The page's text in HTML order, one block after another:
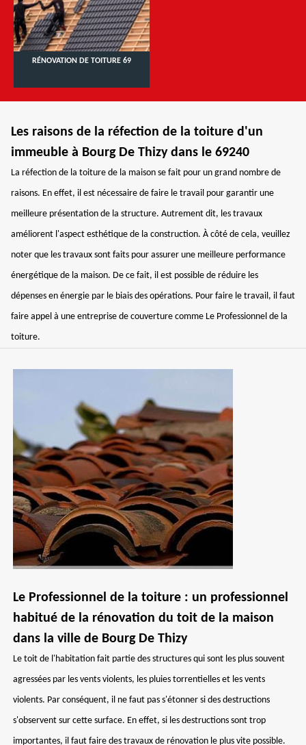
RÉNOVATION DE TOITURE 69
Les raisons de la réfection de la toiture d'un
immeuble à Bourg De Thizy dans le 69240
La réfection de la toiture de la maison se fait pour un grand nombre de
raisons. En effet, il est nécessaire de faire le travail pour garantir une
meilleure présentation de la structure. Autrement dit, les travaux
améliorent l'aspect esthétique de la construction. À côté de cela, veuillez
noter que les travaux sont faits pour assurer une meilleure performance
énergétique de la maison. De ce fait, il est possible de réduire les
dépenses en énergie par le biais des opérations. Pour faire le travail, il faut
faire appel à une entreprise de couverture comme Le Professionnel de la
toiture.
Le Professionnel de la toiture : un professionnel
habitué de la rénovation du toit de la maison
dans la ville de Bourg De Thizy
Le toit de l'habitation fait partie des structures qui sont les plus souvent
agressées par les vents violents, les pluies torrentielles et les vents
violents. Par conséquent, il ne faut pas s'étonner si des destructions
s'observent sur cette surface. En effet, si les destructions sont trop
importantes, il faut faire des travaux de rénovation le plus vite possible.